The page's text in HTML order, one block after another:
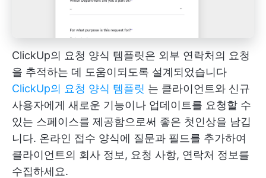
ClickUp의 요청 양식 템플릿은 외부 연락처의 요청
을 추적하는 데 도움이되도록 설계되었습니다
ClickUp의 요청 양식 템플릿 는 클라이언트와 신규
사용자에게 새로운 기능이나 업데이트를 요청할 수
있는 스페이스를 제공함으로써 좋은 첫인상을 남깁
니다. 온라인 접수 양식에 질문과 필드를 추가하여
클라이언트의 회사 정보, 요청 사항, 연락처 정보를
수집하세요.